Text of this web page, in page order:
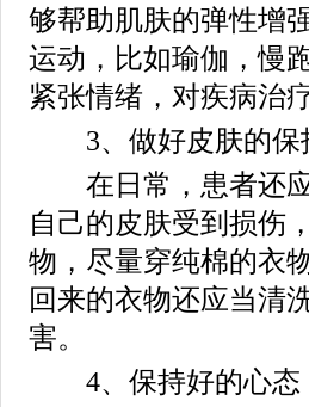
够帮助肌肤的弹性增
运动，比如瑜伽，慢
紧张情绪，对疾病治
3、做好皮肤的保
在日常，患者还应
自己的皮肤受到损伤
物，尽量穿纯棉的衣
回来的衣物还应当清
害。
4、保持好的心态